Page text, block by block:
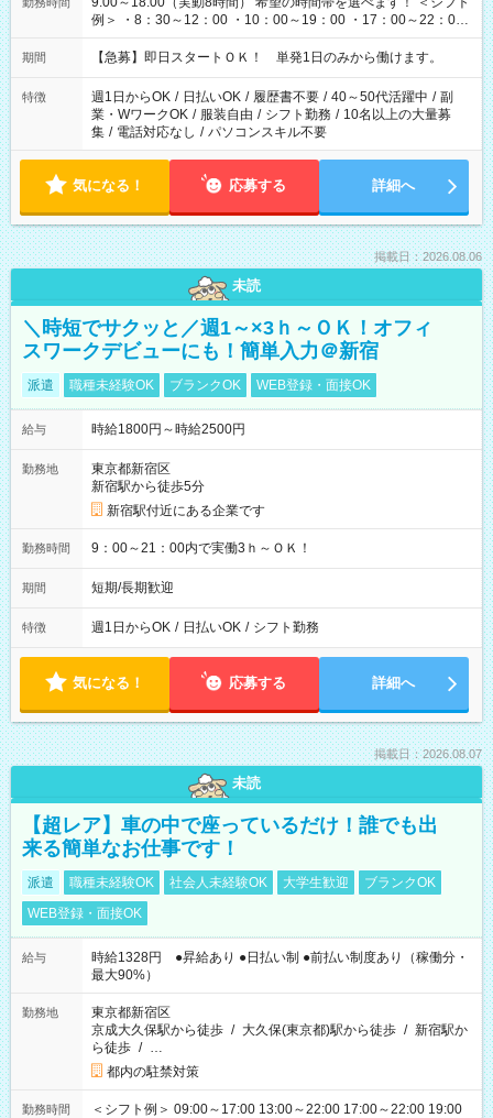
例＞ ・8：30～12：00 ・10：00～19：00 ・17：00～22：00
・13：00～22：00 ・22：00～翌6：00 など
期間 【急募】即日スタートＯＫ！ 単発1日のみから働けます。
特徴 週1日からOK / 日払いOK / 履歴書不要 / 40～50代活躍中 / 副
業・WワークOK / 服装自由 / シフト勤務 / 10名以上の大量募
集 / 電話対応なし / パソコンスキル不要
気になる！ 応募する 詳細へ
掲載日：2026.08.06
未読
＼時短でサクッと／週1～×3ｈ～ＯＫ！オフィ
スワークデビューにも！簡単入力＠新宿
派遣 職種未経験OK ブランクOK WEB登録・面接OK
給与 時給1800円～時給2500円
勤務地
東京都新宿区
新宿駅から徒歩5分
新宿駅付近にある企業です
勤務時間 9：00～21：00内で実働3ｈ～ＯＫ！
期間 短期/長期歓迎
特徴 週1日からOK / 日払いOK / シフト勤務
気になる！ 応募する 詳細へ
掲載日：2026.08.07
未読
【超レア】車の中で座っているだけ！誰でも出
来る簡単なお仕事です！
派遣 職種未経験OK 社会人未経験OK 大学生歓迎
ブランクOK
WEB登録・面接OK
給与
時給1328円 ●昇給あり ●日払い制 ●前払い制度あり（稼働分・
最大90%）
勤務地
東京都新宿区
京成大久保駅から徒歩 / 大久保(東京都)駅から徒歩 / 新宿駅か
ら徒歩 / …
都内の駐禁対策
勤務時間
＜シフト例＞ 09:00～17:00 13:00～22:00 17:00～22:00 19:00